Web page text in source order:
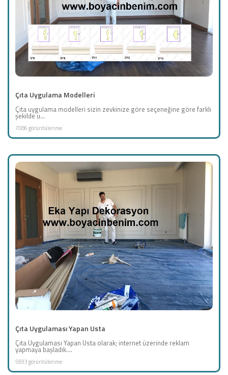
Çıta Uygulama Modelleri
Çıta uygulama modelleri sizin zevkinize göre seçeneğine göre farklı
şekilde u...
7086 görüntülenme
Çıta Uygulaması Yapan Usta
Çıta Uygulaması Yapan Usta olarak; internet üzerinde reklam
yapmaya başladık....
5833 görüntülenme